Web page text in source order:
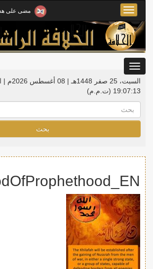
مضى على
Toggle
navigation
السبت، 25 صفر 1448هـ | 08 أغسطس 2026م |
19:07:13 (ت.م.م)
بحث